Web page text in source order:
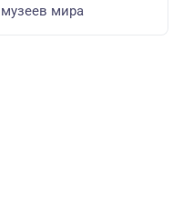
музеев мира